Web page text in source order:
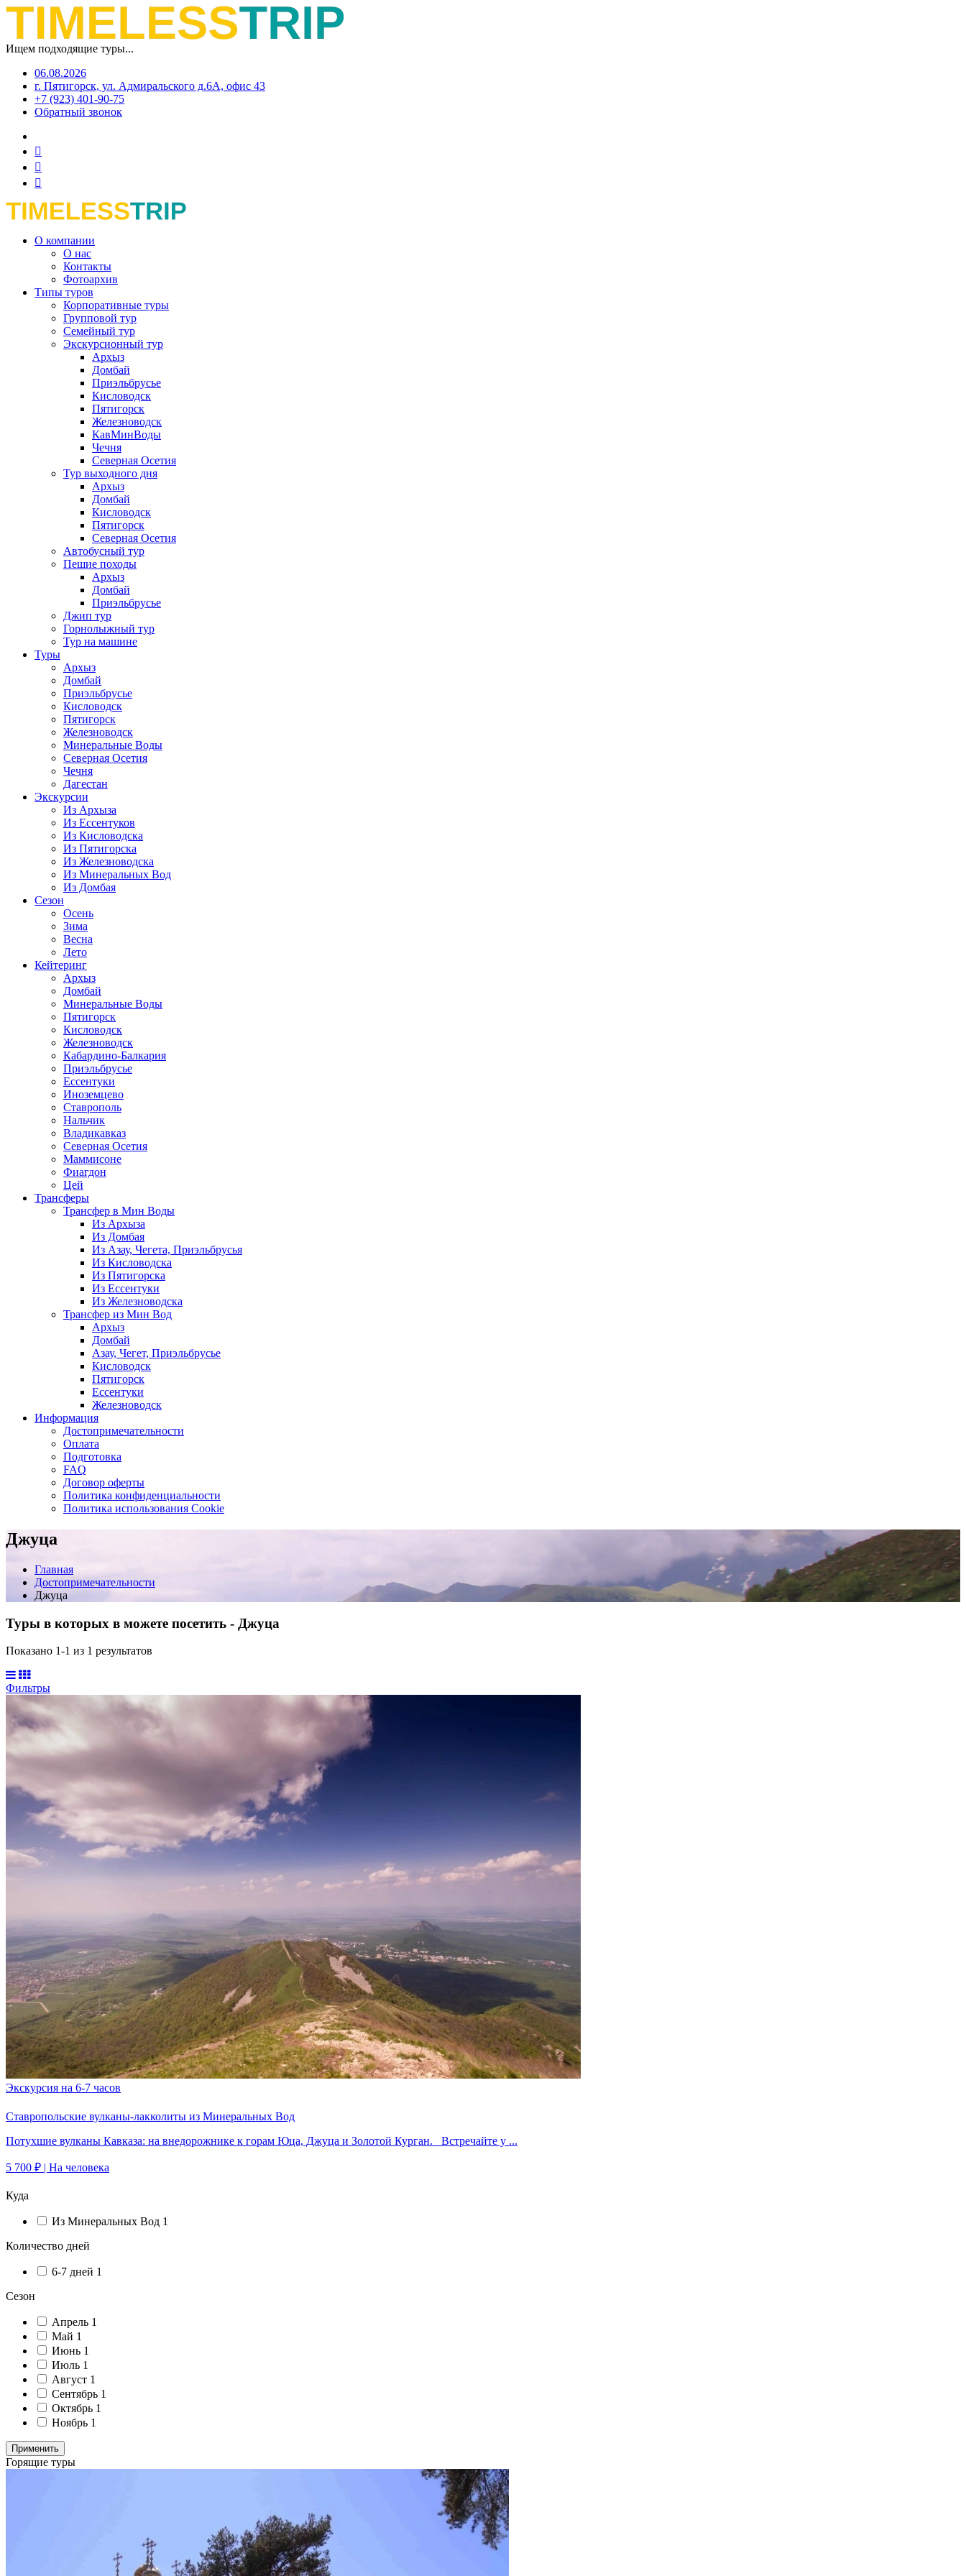
Ищем подходящие туры...
06.08.2026
г. Пятигорск, ул. Адмиральского д.6А, офис 43
+7 (923) 401-90-75
Обратный звонок
О компании
О нас
Контакты
Фотоархив
Типы туров
Корпоративные туры
Групповой тур
Семейный тур
Экскурсионный тур
Архыз
Домбай
Приэльбрусье
Кисловодск
Пятигорск
Железноводск
КавМинВоды
Чечня
Северная Осетия
Тур выходного дня
Архыз
Домбай
Кисловодск
Пятигорск
Северная Осетия
Автобусный тур
Пешие походы
Архыз
Домбай
Приэльбрусье
Джип тур
Горнолыжный тур
Тур на машине
Туры
Архыз
Домбай
Приэльбрусье
Кисловодск
Пятигорск
Железноводск
Минеральные Воды
Северная Осетия
Чечня
Дагестан
Экскурсии
Из Архыза
Из Ессентуков
Из Кисловодска
Из Пятигорска
Из Железноводска
Из Минеральных Вод
Из Домбая
Сезон
Осень
Зима
Весна
Лето
Кейтеринг
Архыз
Домбай
Минеральные Воды
Пятигорск
Кисловодск
Железноводск
Кабардино-Балкария
Приэльбрусье
Ессентуки
Иноземцево
Ставрополь
Нальчик
Владикавказ
Северная Осетия
Маммисоне
Фиагдон
Цей
Трансферы
Трансфер в Мин Воды
Из Архыза
Из Домбая
Из Азау, Чегета, Приэльбрусья
Из Кисловодска
Из Пятигорска
Из Ессентуки
Из Железноводска
Трансфер из Мин Вод
Архыз
Домбай
Азау, Чегет, Приэльбрусье
Кисловодск
Пятигорск
Ессентуки
Железноводск
Информация
Достопримечательности
Оплата
Подготовка
FAQ
Договор оферты
Политика конфиденциальности
Политика использования Cookie
Джуца
Главная
Достопримечательности
Джуца
Туры в которых в можете посетить - Джуца
Показано 1-1 из 1 результатов
Фильтры
Экскурсия на 6-7 часов
Ставропольские вулканы-лакколиты из Минеральных Вод
Потухшие вулканы Кавказа: на внедорожнике к горам Юца, Джуца и Золотой Курган. Встречайте у ...
5 700 ₽ | На человека
Куда
Из Минеральных Вод 1
Количество дней
6-7 дней 1
Сезон
Апрель 1
Май 1
Июнь 1
Июль 1
Август 1
Сентябрь 1
Октябрь 1
Ноябрь 1
Применить
Горящие туры